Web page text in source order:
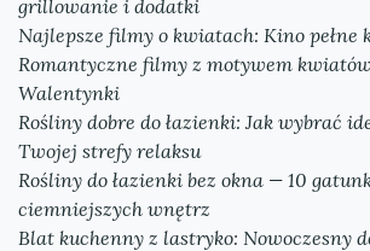
grillowanie i dodatki
Najlepsze filmy o kwiatach: Kino pełne
Romantyczne filmy z motywem
Walentynki
Rośliny dobre do łazienki: Jak wybrać
Twojej strefy relaksu
Rośliny do łazienki bez okna — 10
ciemniejszych wnętrz
Blat kuchenny z lastryko: Nowoczesny